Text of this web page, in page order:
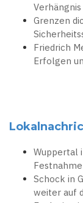
Grenzen
Friedrich
Erfolgen
Wuppertal
Schock in
weiter auf